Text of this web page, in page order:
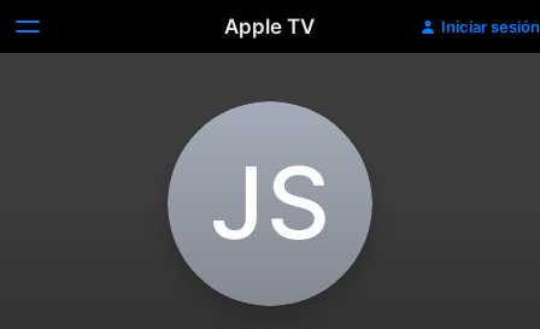
Apple TV Iniciar sesión
J‌S